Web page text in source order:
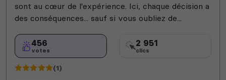
sont au cœur de l'expérience. Ici, chaque décision a
des conséquences... sauf si vous oubliez de...
456
votes
2 951
clics
(1)